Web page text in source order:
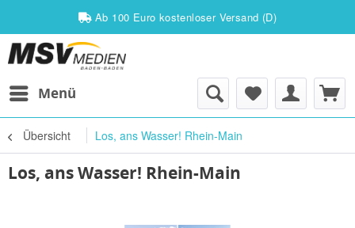
Ab 100 Euro kostenloser Versand (D)
Menü
Übersicht Los, ans Wasser! Rhein-Main
Los, ans Wasser! Rhein-Main